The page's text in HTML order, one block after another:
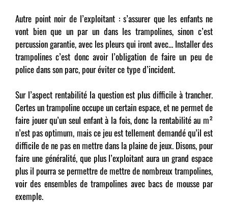
Autre point noir de l’exploitant : s’assurer que les enfants ne
vont bien que un par un dans les trampolines, sinon c’est
percussion garantie, avec les pleurs qui iront avec… Installer des
trampolines c’est donc avoir l’obligation de faire un peu de
police dans son parc, pour éviter ce type d’incident.
Sur l’aspect rentabilité la question est plus difficile à trancher.
Certes un trampoline occupe un certain espace, et ne permet de
faire jouer qu’un seul enfant à la fois, donc la rentabilité au m²
n’est pas optimum, mais ce jeu est tellement demandé qu’il est
difficile de ne pas en mettre dans la plaine de jeux. Disons, pour
faire une généralité, que plus l’exploitant aura un grand espace
plus il pourra se permettre de mettre de nombreux trampolines,
voir des ensembles de trampolines avec bacs de mousse par
exemple.